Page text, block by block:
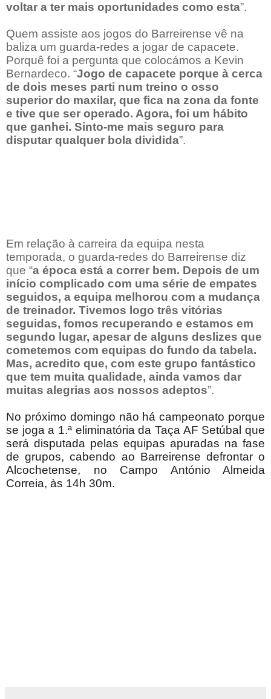
voltar a ter mais oportunidades como esta”.
Quem assiste aos jogos do Barreirense vê na
baliza um guarda-redes a jogar de capacete.
Porquê foi a pergunta que colocámos a Kevin
Bernardeco. “Jogo de capacete porque à cerca
de dois meses parti num treino o osso
superior do maxilar, que fica na zona da fonte
e tive que ser operado. Agora, foi um hábito
que ganhei. Sinto-me mais seguro para
disputar qualquer bola dividida”.
Em relação à carreira da equipa nesta
temporada, o guarda-redes do Barreirense diz
que “a época está a correr bem. Depois de um
início complicado com uma série de empates
seguidos, a equipa melhorou com a mudança
de treinador. Tivemos logo três vitórias
seguidas, fomos recuperando e estamos em
segundo lugar, apesar de alguns deslizes que
cometemos com equipas do fundo da tabela.
Mas, acredito que, com este grupo fantástico
que tem muita qualidade, ainda vamos dar
muitas alegrias aos nossos adeptos”.
No próximo domingo não há campeonato porque
se joga a 1.ª eliminatória da Taça AF Setúbal que
será disputada pelas equipas apuradas na fase
de grupos, cabendo ao Barreirense defrontar o
Alcochetense, no Campo António Almeida
Correia, às 14h 30m.